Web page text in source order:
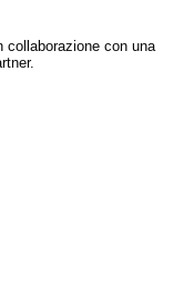
collaborazione con una